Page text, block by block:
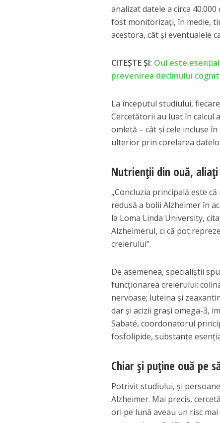
analizat datele a circa
fost monitorizați, în medie,
acestora, cât și eventualele
CITEȘTE ȘI: Oul este
prevenirea declinului
La începutul studiului,
Cercetătorii au luat în calcul
omletă – cât și cele incluse
ulterior prin corelarea
Nutrienții din ouă,
„Concluzia principală este
redusă a bolii Alzheimer în
la Loma Linda University,
Alzheimerul, ci că pot
creierului”.
De asemenea, specialiștii
funcționarea creierului:
nervoase; luteina și
dar și acizii grași omega-3,
Sabaté, coordonatorul
fosfolipide, substanțe
Chiar și puține ouă pe
Potrivit studiului, și
Alzheimer. Mai precis,
ori pe lună aveau un risc